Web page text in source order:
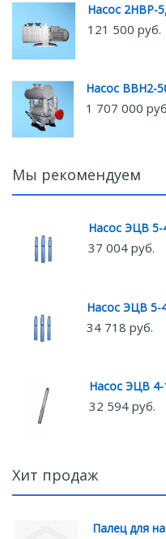
Насос 2НВР-
121 500 руб.
Насос ВВН2-
1 707 000
Мы рекомендуем
Насос ЭЦВ 5-
37 004 руб.
Насос ЭЦВ 5-
34 718 руб.
Насос ЭЦВ 4-
32 594 руб.
Хит продаж
Палец для